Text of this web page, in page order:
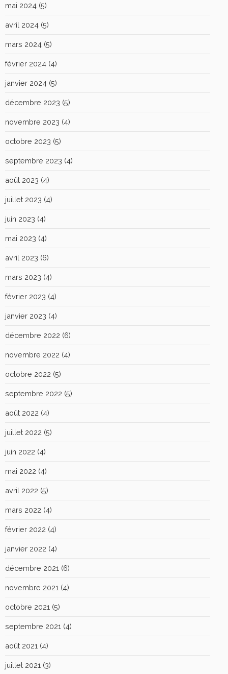
mai 2024 (5)
avril 2024 (5)
mars 2024 (5)
février 2024 (4)
janvier 2024 (5)
décembre 2023 (5)
novembre 2023 (4)
octobre 2023 (5)
septembre 2023 (4)
août 2023 (4)
juillet 2023 (4)
juin 2023 (4)
mai 2023 (4)
avril 2023 (6)
mars 2023 (4)
février 2023 (4)
janvier 2023 (4)
décembre 2022 (6)
novembre 2022 (4)
octobre 2022 (5)
septembre 2022 (5)
août 2022 (4)
juillet 2022 (5)
juin 2022 (4)
mai 2022 (4)
avril 2022 (5)
mars 2022 (4)
février 2022 (4)
janvier 2022 (4)
décembre 2021 (6)
novembre 2021 (4)
octobre 2021 (5)
septembre 2021 (4)
août 2021 (4)
juillet 2021 (3)